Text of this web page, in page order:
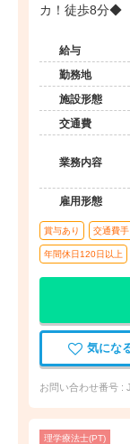
カ！徒歩8分◆
給与
勤務地
施設形態
交通費
業務内容
雇用形態
賞与あり 交通費手
年間休日120日以上
気にな
お問い合わせ番号 :
理学療法士(PT)